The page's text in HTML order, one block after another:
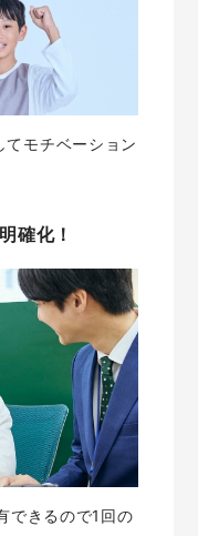
てモチベーション
確化！
できるので1回の